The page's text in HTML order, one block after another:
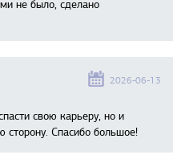
не было, сделано
2026-06-13
свою карьеру, но и
Спасибо большое!